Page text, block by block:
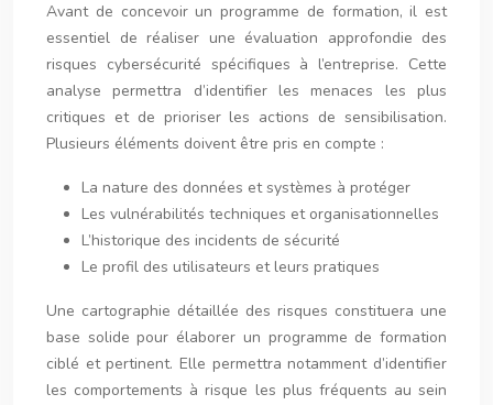
Avant de concevoir un programme de formation, il est
essentiel de réaliser une évaluation approfondie des
risques cybersécurité spécifiques à l’entreprise. Cette
analyse permettra d’identifier les menaces les plus
critiques et de prioriser les actions de sensibilisation.
Plusieurs éléments doivent être pris en compte :
La nature des données et systèmes à protéger
Les vulnérabilités techniques et organisationnelles
L’historique des incidents de sécurité
Le profil des utilisateurs et leurs pratiques
Une cartographie détaillée des risques constituera une
base solide pour élaborer un programme de formation
ciblé et pertinent. Elle permettra notamment d’identifier
les comportements à risque les plus fréquents au sein